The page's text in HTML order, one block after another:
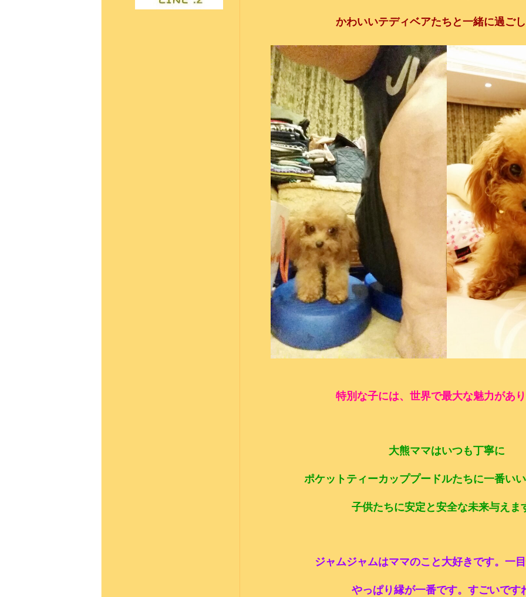
かわいいテディベアたちと一緒に過ご
特別な子には、世界で最大な魅力があ
大熊ママはいつも丁寧に
ポケットティーカッププードルたちに一番い
子供たちに安定と安全な未来与えま
ジャムジャムはママのこと大好きです。一
やっぱり縁が一番です。すごいです